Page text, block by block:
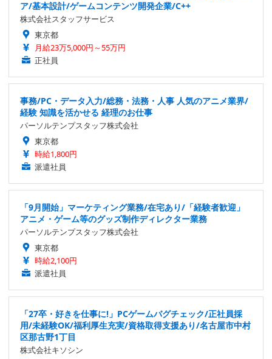
ア/基本設計/ゲームコンテンツ開発企業/C++
株式会社スタッフサービス
東京都
月給23万5,000円～55万円
正社員
事務/PC・データ入力/総務・法務・人事 人気のアニメ業界/
経験 知識を活かせる 経理のお仕事
パーソルテンプスタッフ株式会社
東京都
時給1,800円
派遣社員
「9月開始」マーケティング業務/在宅あり/「経験者歓迎」
アニメ・ゲーム等のグッズ制作ディレクター業務
パーソルテンプスタッフ株式会社
東京都
時給2,100円
派遣社員
「27卒・好きを仕事に!」PCゲームバグチェック/正社員採
用/未経験OK/福利厚生充実/資格取得支援あり/名古屋市中村
区那古野1丁目
株式会社キソシン